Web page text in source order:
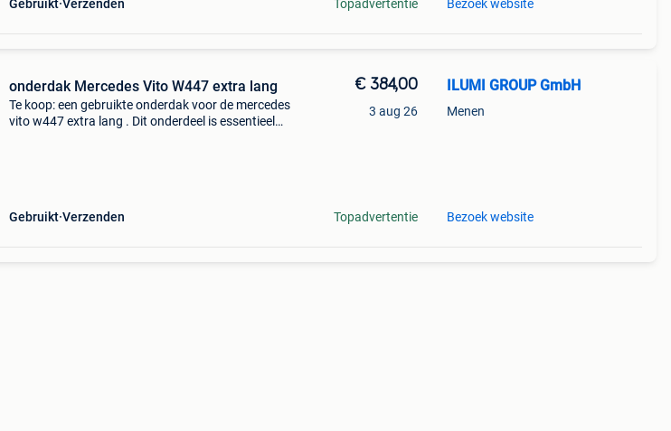
Gebruikt Verzenden Topadvertentie Bezoek website
onderdak Mercedes Vito W447 extra lang
Te koop: een gebruikte onderdak voor de mercedes
vito w447 extra lang . Dit onderdeel is essentieel
Gebruikt Verzenden
€ 384,00
3 aug 26
Topadvertentie
ILUMI GROUP GmbH
Menen
Bezoek website